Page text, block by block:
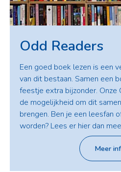
Odd Readers
Een goed boek lezen is een
van dit bestaan. Samen een
feestje extra bijzonder. Onze
de mogelijkheid om dit
brengen. Ben je een leesfan
worden? Lees er hier dan
Meer